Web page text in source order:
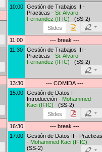
10:00 Gestión de Trabajos II -
Practicas - Sr. Alvaro
Fernandez (IFIC) (SS-2)
Slides
11:00
--- break ---
11:30
Gestión de Trabajos III -
Practicas - Sr. Alvaro
Fernandez (IFIC) (SS-2)
13:30
--- COMIDA ---
15:00 Gestión de Datos I -
Introducción - Mohammed
Kaci (IFIC) (SS-2)
Slides
16:30
--- break ---
17:00 Gestión de Datos II - Practicas
- Mohammed Kaci (IFIC)
(SS-2)